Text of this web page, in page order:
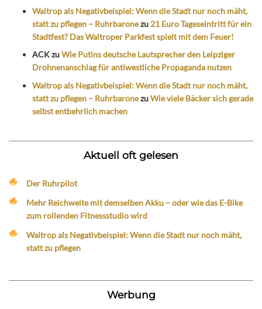
Waltrop als Negativbeispiel: Wenn die Stadt nur noch mäht,
statt zu pflegen – Ruhrbaronezu 21 Euro Tageseintritt für ein
Stadtfest? Das Waltroper Parkfest spielt mit dem Feuer!
ACKzuWie Putins deutsche Lautsprecher den Leipziger
Drohnenanschlag für antiwestliche Propaganda nutzen
Waltrop als Negativbeispiel: Wenn die Stadt nur noch mäht,
statt zu pflegen – RuhrbaronezuWie viele Bäcker sich gerade
selbst entbehrlich machen
Aktuell oft gelesen
Der Ruhrpilot
Mehr Reichweite mit demselben Akku – oder wie das E-Bike
zum rollenden Fitnessstudio wird
Waltrop als Negativbeispiel: Wenn die Stadt nur noch mäht,
statt zu pflegen
Werbung